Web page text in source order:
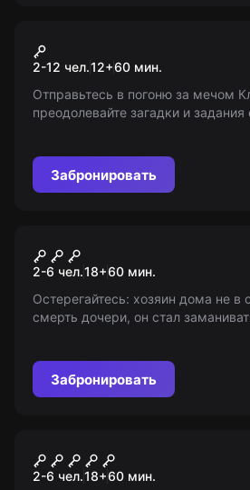
Замок Кощея
2-12 чел.12+60 мин.
Отправьтесь в погоню за мечом
преодолевайте загадки и задания
Забронировать
Дом страха
2-6 чел.18+60 мин.
Остерегайтесь: хозяин дома не в
смерть дочери, он стал
Забронировать
Машина времени
2-6 чел.18+60 мин.